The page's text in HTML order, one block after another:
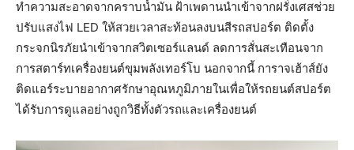
ทำความสะอาดจากคราบน้ำมัน ฝ้าเพดานนำเข้าจากฝรั่งเศสช่วย
ปรับแสงไฟ LED ให้สวยเวลาสะท้อนลงบนสีรถสปอร์ต ติดตั้ง
กระจกนิรภัยนำเข้าจากสวิตเซอร์แลนด์ ลดการสั่นสะเทือนจาก
การสตาร์ทเครื่องยนต์ขุมพลังเทอร์โบ นอกจากนี้ การาจเฮ้าส์ยัง
ติดแอร์ระบายอากาศรักษาอุณหภูมิภายในเพื่อให้รถยนต์สปอร์ต
ได้รับการดูแลอย่างถูกวิธีทั้งตัวรถและเครื่องยนต์